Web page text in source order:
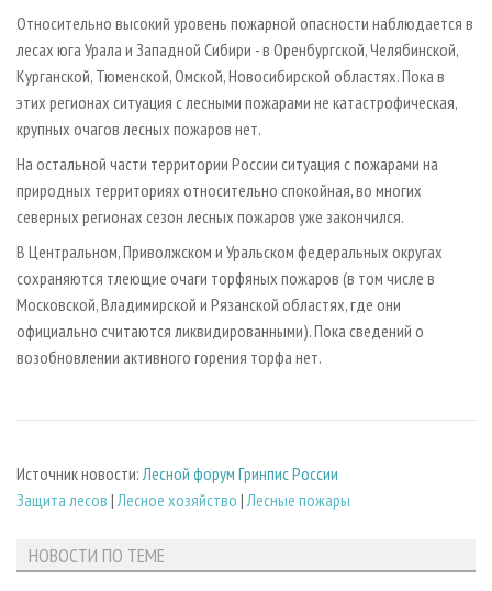
Относительно высокий уровень пожарной опасности наблюдается в
лесах юга Урала и Западной Сибири - в Оренбургской, Челябинской,
Курганской, Тюменской, Омской, Новосибирской областях. Пока в
этих регионах ситуация с лесными пожарами не катастрофическая,
крупных очагов лесных пожаров нет.
На остальной части территории России ситуация с пожарами на
природных территориях относительно спокойная, во многих
северных регионах сезон лесных пожаров уже закончился.
В Центральном, Приволжском и Уральском федеральных округах
сохраняются тлеющие очаги торфяных пожаров (в том числе в
Московской, Владимирской и Рязанской областях, где они
официально считаются ликвидированными). Пока сведений о
возобновлении активного горения торфа нет.
Источник новости:Лесной форум Гринпис России
Защита лесов |Лесное хозяйство |Лесные пожары
НОВОСТИ ПО ТЕМЕ